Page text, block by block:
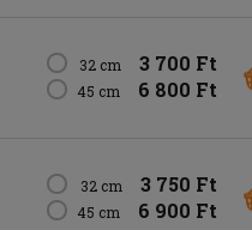
32 cm 3 700 Ft
45 cm 6 800 Ft
32 cm 3 750 Ft
45 cm 6 900 Ft